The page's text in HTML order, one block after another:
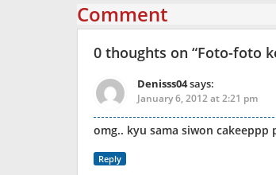
Comment
0 thoughts on “Foto-foto
Denisss04says:
January 6, 2012 at 2:21 pm
omg.. kyu sama siwon cakeeppp
Reply